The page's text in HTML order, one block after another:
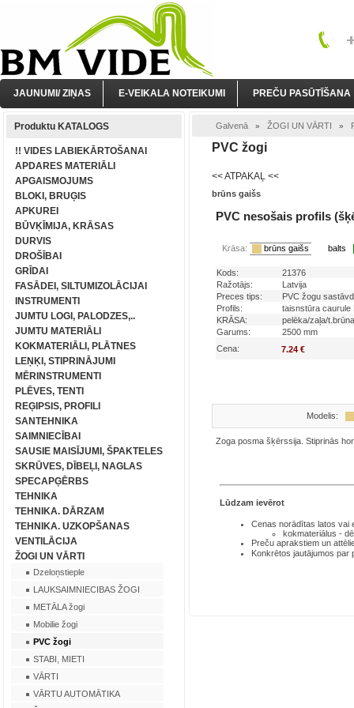
JAUNUMI/ ZIŅAS E-VEIKALA NOTEIKUMI PREČU PASŪTĪŠANA
Produktu KATALOGS
!! VIDES LABIEKĀRTOŠANAI
APDARES MATERIĀLI
APGAISMOJUMS
BLOKI, BRUĢIS
APKUREI
BŪVĶĪMIJA, KRĀSAS
DURVIS
DROŠĪBAI
GRĪDAI
FASĀDEI, SILTUMIZOLĀCIJAI
INSTRUMENTI
JUMTU LOGI, PALODZES,..
JUMTU MATERIĀLI
KOKMATERIĀLI, PLĀTNES
LEŅĶI, STIPRINĀJUMI
MĒRINSTRUMENTI
PLĒVES, TENTI
REĢIPSIS, PROFILI
SANTEHNIKA
SAIMNIECĪBAI
SAUSIE MAISĪJUMI, ŠPAKTELES
SKRŪVES, DĪBEĻI, NAGLAS
SPECAPĢĒRBS
TEHNIKA
TEHNIKA. DĀRZAM
TEHNIKA. UZKOPŠANAS
VENTILĀCIJA
ŽOGI UN VĀRTI
Dzeloņstieple
LAUKSAIMNIECIBAS ŽOGI
METĀLA žogi
Mobilie žogi
PVC žogi
STABI, MIETI
VĀRTI
VĀRTU AUTOMĀTIKA
Galvenā » ŽOGI UN VĀRTI »
PVC žogi
<< ATPAKAĻ <<
brūns gaišs
PVC nesošais profils
Krāsa: brūns gaišs balts
Kods:
21376
Ražotājs:
Latvija
Preces tips:
PVC žogu
Profils:
taisnstūra
KRĀSA:
pelēka/zaļa/
Garums:
2500 mm
Cena:
7.24 €
Modelis:
Zoga posma šķērssija. Stiprinās
Lūdzam ievērot
Cenas norādītas latos vai
kokmateriālus -
Preču aprakstiem un
Konkrētos jautājumos